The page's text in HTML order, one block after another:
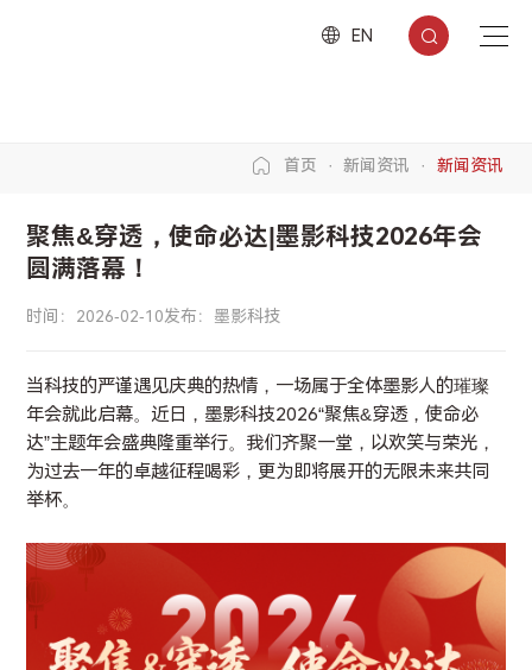
软件
天工柔性制造管理系统
硬件
移动协作机器人
成功案例
关于墨影
企业文化
新闻资讯
联系我们
EN
首页 · 新闻资讯 · 新闻资讯
聚焦&穿透，使命必达|墨影科技2026年会
圆满落幕！
时间：2026-02-10发布：墨影科技
当科技的严谨遇见庆典的热情，一场属于全体墨影人的璀璨
年会就此启幕。近日，墨影科技2026“聚焦&穿透，使命必
达”主题年会盛典隆重举行。我们齐聚一堂，以欢笑与荣光，
为过去一年的卓越征程喝彩，更为即将展开的无限未来共同
举杯。